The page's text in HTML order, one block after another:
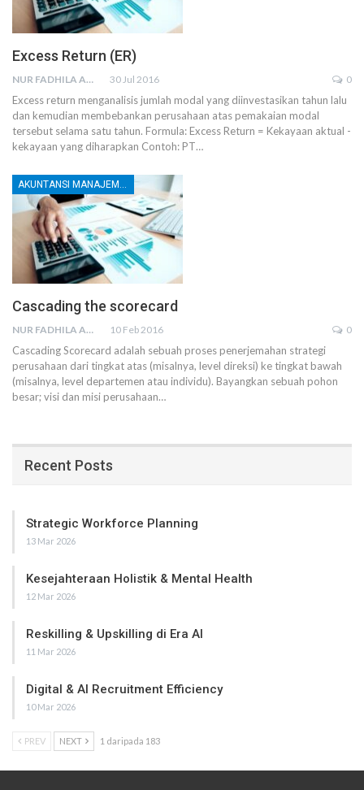
Excess Return (ER)
NUR FADHILA AMRI, SE., AK., M.SI 30 Jul 2016 0
Excess return menganalisis jumlah modal yang diinvestasikan tahun lalu
dan kemudian membebankan perusahaan atas pemakaian modal
tersebut selama satu tahun. Formula: Excess Return = Kekayaan aktual -
kekayaan yang diharapkan Contoh: PT…
AKUNTANSI MANAJEMEN DAN BIAYA
Cascading the scorecard
NUR FADHILA AMRI, SE., AK., M.SI 10 Feb 2016 0
Cascading Scorecard adalah sebuah proses penerjemahan strategi
perusahaan dari tingkat atas (misalnya, level direksi) ke tingkat bawah
(misalnya, level departemen atau individu). Bayangkan sebuah pohon
besar; visi dan misi perusahaan…
Recent Posts
Strategic Workforce Planning
13 Mar 2026
Kesejahteraan Holistik & Mental Health
12 Mar 2026
Reskilling & Upskilling di Era AI
11 Mar 2026
Digital & AI Recruitment Efficiency
10 Mar 2026
PREV NEXT 1 daripada 183